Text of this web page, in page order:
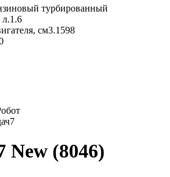
турбированный
л.1.6
см3.1598
7
New (8046)